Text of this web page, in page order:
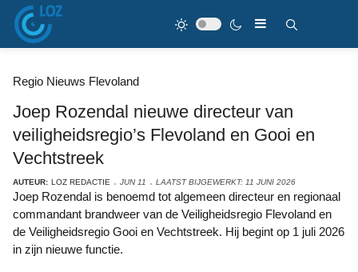
Regio Nieuws Flevoland
Joep Rozendal nieuwe directeur van
veiligheidsregio’s Flevoland en Gooi en
Vechtstreek
AUTEUR: LOZ REDACTIE JUN 11 LAATST BIJGEWERKT: 11 JUNI 2026
Joep Rozendal is benoemd tot algemeen directeur en regionaal
commandant brandweer van de Veiligheidsregio Flevoland en
de Veiligheidsregio Gooi en Vechtstreek. Hij begint op 1 juli 2026
in zijn nieuwe functie.